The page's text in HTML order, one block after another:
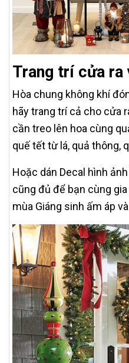
Trang trí cửa ra
Hòa chung không khí
hãy trang trí cả cho cửa
cần treo lên hoa cùng
quế tết từ lá, quả thông,
Hoặc dán Decal hình
cũng đủ để bạn cùng
mùa Giáng sinh ấm áp